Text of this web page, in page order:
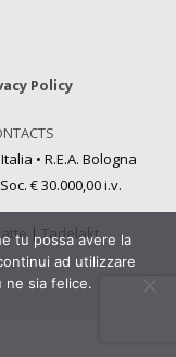
Policy
• R.E.A. Bologna
€ 30.000,00 i.v.
|Tadelakt
tu possa avere la
ad utilizzare
ne sia felice.